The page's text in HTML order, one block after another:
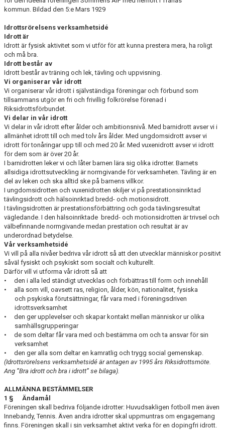
KONTAKT
kommun. Bildad den 5:e Mars 1929
Idrottsrörelsens verksamhetsidé
Idrott är
Idrott är fysisk aktivitet som vi utför för att kunna prestera mera, ha roligt
och må bra.
Idrott består av
Idrott består av träning och lek, tävling och uppvisning.
Vi organiserar vår idrott
Vi organiserar vår idrott i självständiga föreningar och förbund som
tillsammans utgör en fri och frivillig folkrörelse förenad i
Riksidrottsförbundet.
Vi delar in vår idrott
Vi delar in vår idrott efter ålder och ambitionsnivå. Med barnidrott avser vi i
allmänhet idrott till och med tolv års ålder. Med ungdomsidrott avser vi
idrott för tonåringar upp till och med 20 år. Med vuxenidrott avser vi idrott
för dem som är över 20 år.
I barnidrotten leker vi och låter barnen lära sig olika idrotter. Barnets
allsidiga idrottsutveckling är normgivande för verksamheten. Tävling är en
del av leken och ska alltid ske på barnens villkor.
I ungdomsidrotten och vuxenidrotten skiljer vi på prestationsinriktad
tävlingsidrott och hälsoinriktad bredd- och motionsidrott.
I tävlingsidrotten är prestationsförbättring och goda tävlingsresultat
vägledande. I den hälsoinriktade bredd- och motionsidrotten är trivsel och
välbefinnande normgivande medan prestation och resultat är av
underordnad betydelse.
Vår verksamhetsidé
Vi vill på alla nivåer bedriva vår idrott så att den utvecklar människor positivt
såväl fysiskt och psykiskt som socialt och kulturellt.
Därför vill vi utforma vår idrott så att
• den i alla led ständigt utvecklas och förbättras till form och innehåll
• alla som vill, oavsett ras, religion, ålder, kön, nationalitet, fysiska
och psykiska förutsättningar, får vara med i föreningsdriven
idrottsverksamhet
• den ger upplevelser och skapar kontakt mellan människor ur olika
samhällsgrup­peringar
• de som deltar får vara med och bestämma om och ta ansvar för sin
verksamhet
• den ger alla som deltar en kamratlig och trygg social gemenskap.
(Idrottsrörelsens verksamhetsidé är antagen av 1995 års Riksidrottsmöte.
Ang ”Bra idrott och bra i idrott” se bilaga).
ALLMÄNNA BESTÄMMELSER
1 § Ändamål
Föreningen skall bedriva följande idrotter: Huvudsakligen fotboll men även
Innebandy, Tennis. Även andra idrotter skal uppmuntras om engagemang
finns. Föreningen skall i sin verksamhet aktivt verka för en dopingfri idrott.